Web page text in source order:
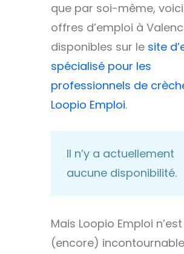
que par soi-même,
offres d’emploi à
disponibles sur le site
spécialisé pour les
professionnels de
Loopio Emploi.
Il n’y a actuellement
aucune disponibilité.
Mais Loopio Emploi
(encore)